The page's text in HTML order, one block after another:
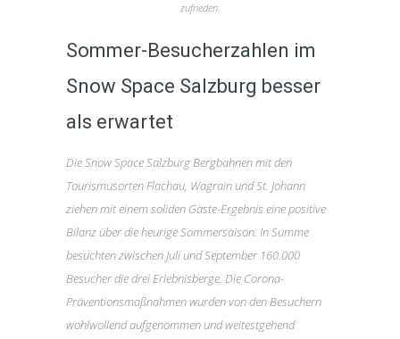
zufrieden.
Sommer-Besucherzahlen im
Snow Space Salzburg besser
als erwartet
Die Snow Space Salzburg Bergbahnen mit den
Tourismusorten Flachau, Wagrain und St. Johann
ziehen mit einem soliden Gäste-Ergebnis eine positive
Bilanz über die heurige Sommersaison. In Summe
besuchten zwischen Juli und September 160.000
Besucher die drei Erlebnisberge. Die Corona-
Präventionsmaßnahmen wurden von den Besuchern
wohlwollend aufgenommen und weitestgehend